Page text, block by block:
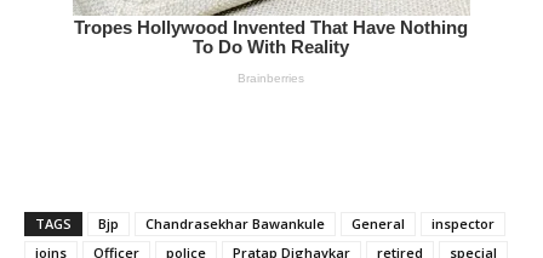
TAGS Bjp Chandrasekhar Bawankule General
inspector
joins
Officer police Pratap Dighavkar retired special